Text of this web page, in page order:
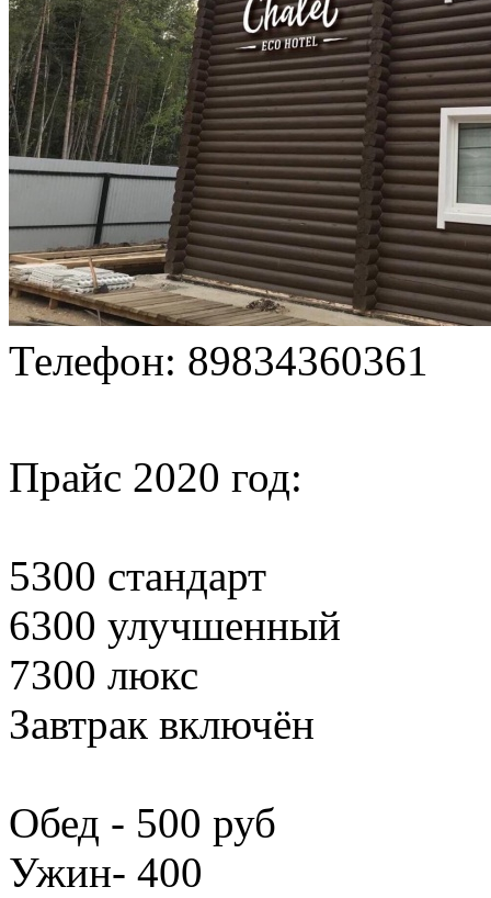
Телефон: 89834360361
Прайс 2020 год:
5300 стандарт
6300 улучшенный
7300 люкс
Завтрак включён
Обед - 500 руб
Ужин- 400